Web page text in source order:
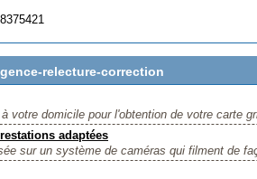
relecture-correction
votre domicile pour l'obtention de votre carte
adaptées
sur un système de caméras qui filment de